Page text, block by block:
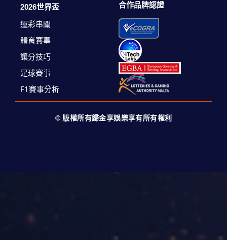
2026世界盃
運彩串關
體育賽事
讓分技巧
足球賽事
F1賽事分析
合作品牌認證
© 版權所有歸金享娛樂享有所有權利